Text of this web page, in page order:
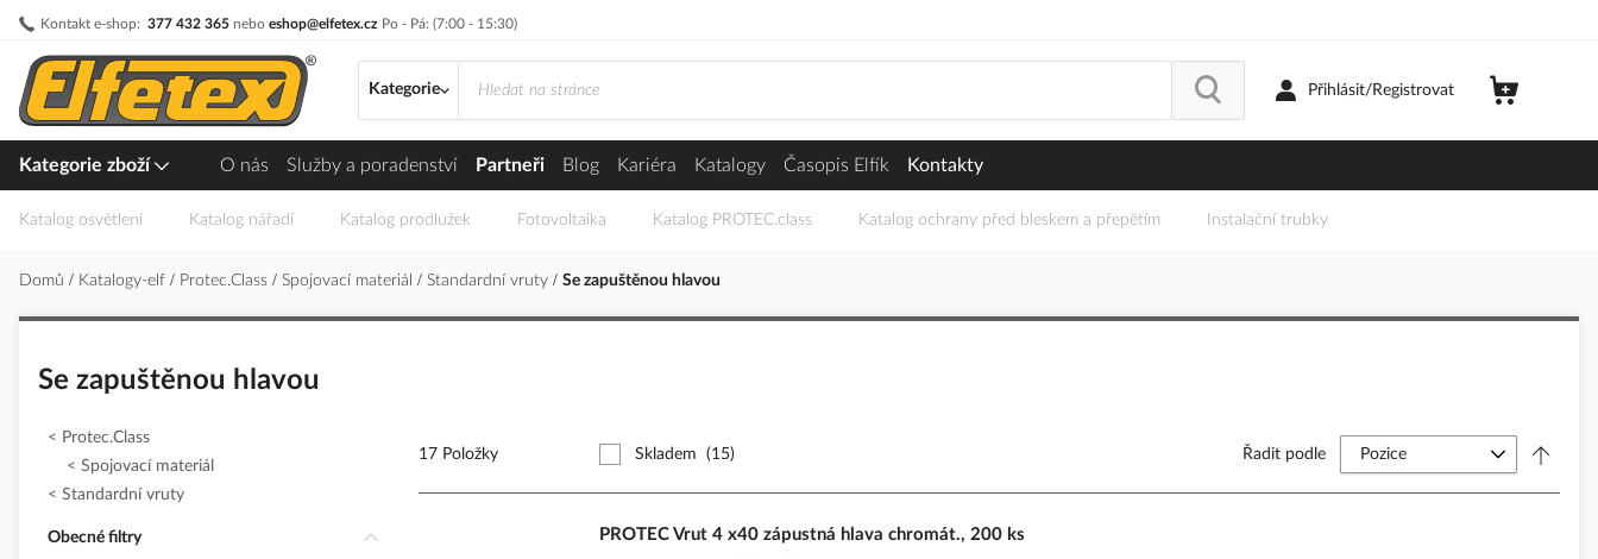
Kontakt e-shop: 377 432 365 nebo eshop@elfetex.cz Po - Pá: (7:00 - 15:30)
Přejít
obsah
Kategorie
Přihlásit/Registrovat
Kategorie zboží O nás Služby a poradenství Partneři Blog Kariéra Katalogy Časopis Elfík Kontakty
Katalog osvětlení Katalog nářadí Katalog prodlužek Fotovoltaika Katalog PROTEC.class Katalog ochrany před bleskem a přepětím Instalační trubky
Domů Katalogy-elf Protec.Class Spojovací materiál Standardní vruty Se zapuštěnou hlavou
Se zapuštěnou hlavou
17 Položky Skladem (15) Řadit podle
PROTEC Vrut 4 x40 zápustná hlava chromát., 200 ks
Protec.Class
Spojovací materiál
Standardní vruty
Obecné filtry